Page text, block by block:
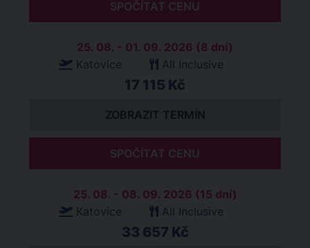
SPOČÍTAT CENU
25. 08. - 01. 09. 2026 (8 dní)
Katovice
All Inclusive
17 115 Kč
ZOBRAZIT TERMÍN
SPOČÍTAT CENU
25. 08. - 08. 09. 2026 (15 dní)
Katovice
All Inclusive
33 657 Kč